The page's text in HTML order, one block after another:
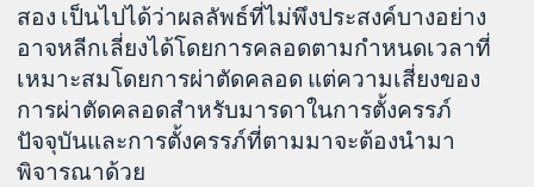
สอง เป็นไปได้ว่าผลลัพธ์ที่ไม่พึงประสงค์บางอย่าง
อาจหลีกเลี่ยงได้โดยการคลอดตามกำหนดเวลาที่
เหมาะสมโดยการผ่าตัดคลอด แต่ความเสี่ยงของ
การผ่าตัดคลอดสำหรับมารดาในการตั้งครรภ์
ปัจจุบันและการตั้งครรภ์ที่ตามมาจะต้องนำมา
พิจารณาด้วย